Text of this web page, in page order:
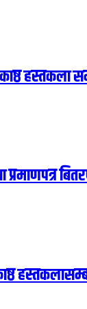
हस्तकला